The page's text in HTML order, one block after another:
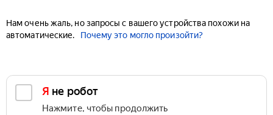
Нам очень жаль, но запросы с вашего устройства похожи на
автоматические.
Почему это могло произойти?
Я не робот
Нажмите, чтобы продолжить